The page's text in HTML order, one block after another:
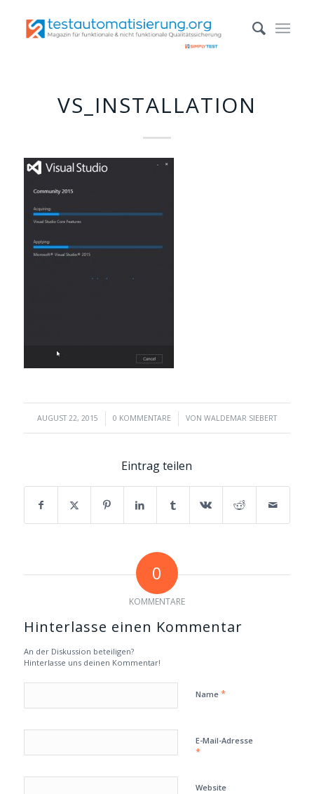
VS_INSTALLATION
AUGUST 22, 2015
/ 0 KOMMENTARE
/ VON WALDEMAR SIEBERT
Eintrag teilen
0
KOMMENTARE
Hinterlasse einen Kommentar
An der Diskussion beteiligen?
Hinterlasse uns deinen Kommentar!
Name *
E-Mail-Adresse
*
Website